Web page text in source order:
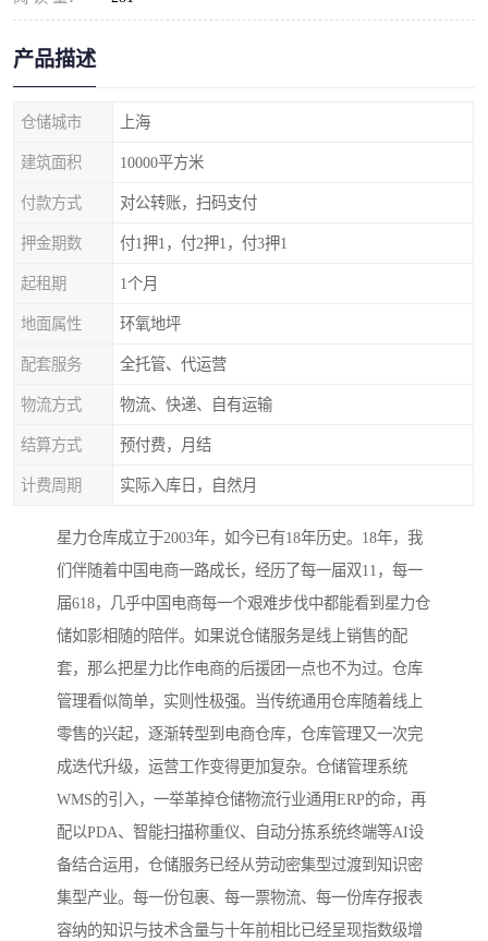
产品描述
仓储城市 上海
建筑面积 10000平方米
付款方式 对公转账，扫码支付
押金期数 付1押1，付2押1，付3押1
起租期 1个月
地面属性 环氧地坪
配套服务 全托管、代运营
物流方式 物流、快递、自有运输
结算方式 预付费，月结
计费周期 实际入库日，自然月
星力仓库成立于2003年，如今已有18年历史。18年，我
们伴随着中国电商一路成长，经历了每一届双11，每一
届618，几乎中国电商每一个艰难步伐中都能看到星力仓
储如影相随的陪伴。如果说仓储服务是线上销售的配
套，那么把星力比作电商的后援团一点也不为过。仓库
管理看似简单，实则性极强。当传统通用仓库随着线上
零售的兴起，逐渐转型到电商仓库，仓库管理又一次完
成迭代升级，运营工作变得更加复杂。仓储管理系统
WMS的引入，一举革掉仓储物流行业通用ERP的命，再
配以PDA、智能扫描称重仪、自动分拣系统终端等AI设
备结合运用，仓储服务已经从劳动密集型过渡到知识密
集型产业。每一份包裹、每一票物流、每一份库存报表
容纳的知识与技术含量与十年前相比已经呈现指数级增